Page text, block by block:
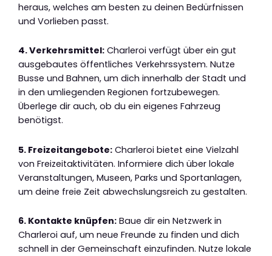
heraus, welches am besten zu deinen Bedürfnissen
und Vorlieben passt.
4. Verkehrsmittel: Charleroi verfügt über ein gut
ausgebautes öffentliches Verkehrssystem. Nutze
Busse und Bahnen, um dich innerhalb der Stadt und
in den umliegenden Regionen fortzubewegen.
Überlege dir auch, ob du ein eigenes Fahrzeug
benötigst.
5. Freizeitangebote: Charleroi bietet eine Vielzahl
von Freizeitaktivitäten. Informiere dich über lokale
Veranstaltungen, Museen, Parks und Sportanlagen,
um deine freie Zeit abwechslungsreich zu gestalten.
6. Kontakte knüpfen: Baue dir ein Netzwerk in
Charleroi auf, um neue Freunde zu finden und dich
schnell in der Gemeinschaft einzufinden. Nutze lokale